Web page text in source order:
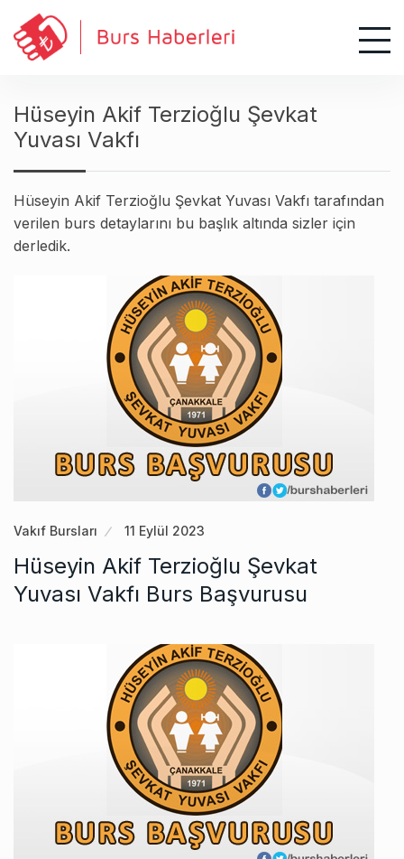
Hüseyin Akif Terzioğlu Şevkat
Yuvası Vakfı
Hüseyin Akif Terzioğlu Şevkat Yuvası Vakfı tarafından
verilen burs detaylarını bu başlık altında sizler için
derledik.
Vakıf Bursları 11 Eylül 2023
Hüseyin Akif Terzioğlu Şevkat
Yuvası Vakfı Burs Başvurusu